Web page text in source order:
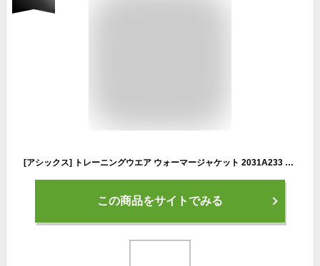
[アシックス] トレーニングウエア ウォーマージャケット 2031A233 ボーイズ インペリアル 日本 130 (日本サイズ130 相当)
この商品をサイトでみる